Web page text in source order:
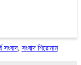
সংবাদ, সংবাদ শিরোনাম